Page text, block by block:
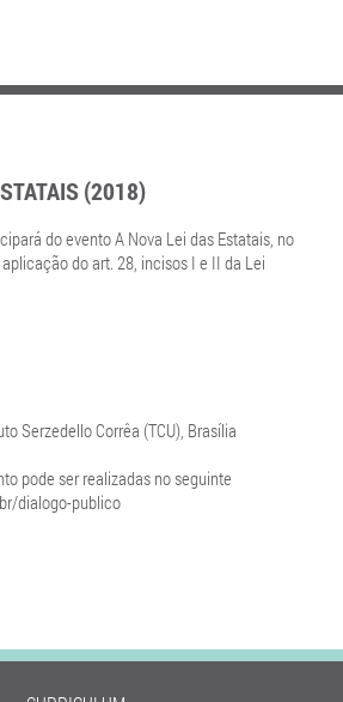
(2018)
do evento A Nova Lei das Estatais, no
do art. 28, incisos I e II da Lei
Serzedello Corrêa (TCU), Brasília
pode ser realizadas no seguinte
dialogo-publico